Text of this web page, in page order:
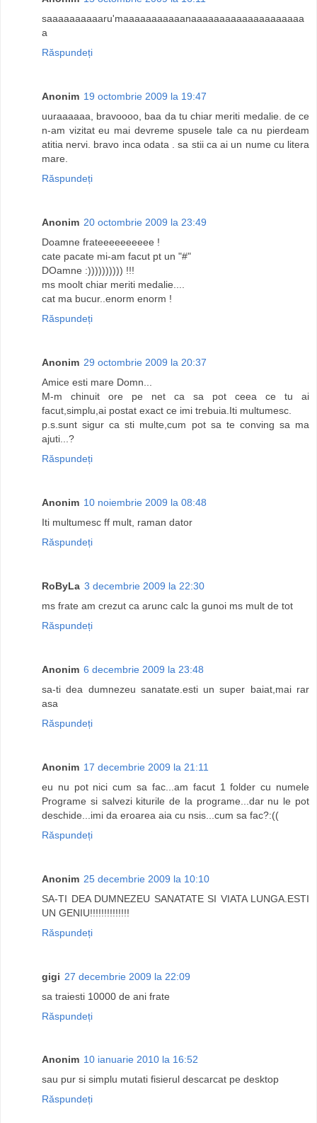
saaaaaaaaaaru'maaaaaaaaaaanaaaaaaaaaaaaaaaaaaaa
a
Răspundeți
Anonim 19 octombrie 2009 la 19:47
uuraaaaaa, bravoooo, baa da tu chiar meriti medalie. de ce
n-am vizitat eu mai devreme spusele tale ca nu pierdeam
atitia nervi. bravo inca odata . sa stii ca ai un nume cu litera
mare.
Răspundeți
Anonim 20 octombrie 2009 la 23:49
Doamne frateeeeeeeeee !
cate pacate mi-am facut pt un "#"
DOamne :)))))))))) !!!
ms moolt chiar meriti medalie....
cat ma bucur..enorm enorm !
Răspundeți
Anonim 29 octombrie 2009 la 20:37
Amice esti mare Domn...
M-m chinuit ore pe net ca sa pot ceea ce tu ai
facut,simplu,ai postat exact ce imi trebuia.Iti multumesc.
p.s.sunt sigur ca sti multe,cum pot sa te conving sa ma
ajuti...?
Răspundeți
Anonim 10 noiembrie 2009 la 08:48
Iti multumesc ff mult, raman dator
Răspundeți
RoByLa 3 decembrie 2009 la 22:30
ms frate am crezut ca arunc calc la gunoi ms mult de tot
Răspundeți
Anonim 6 decembrie 2009 la 23:48
sa-ti dea dumnezeu sanatate.esti un super baiat,mai rar
asa
Răspundeți
Anonim 17 decembrie 2009 la 21:11
eu nu pot nici cum sa fac...am facut 1 folder cu numele
Programe si salvezi kiturile de la programe...dar nu le pot
deschide...imi da eroarea aia cu nsis...cum sa fac?:((
Răspundeți
Anonim 25 decembrie 2009 la 10:10
SA-TI DEA DUMNEZEU SANATATE SI VIATA LUNGA.ESTI
UN GENIU!!!!!!!!!!!!!!
Răspundeți
gigi 27 decembrie 2009 la 22:09
sa traiesti 10000 de ani frate
Răspundeți
Anonim 10 ianuarie 2010 la 16:52
sau pur si simplu mutati fisierul descarcat pe desktop
Răspundeți